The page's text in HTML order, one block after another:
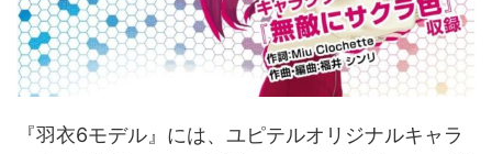
『羽衣6モデル』には、ユピテルオリジナルキャラ